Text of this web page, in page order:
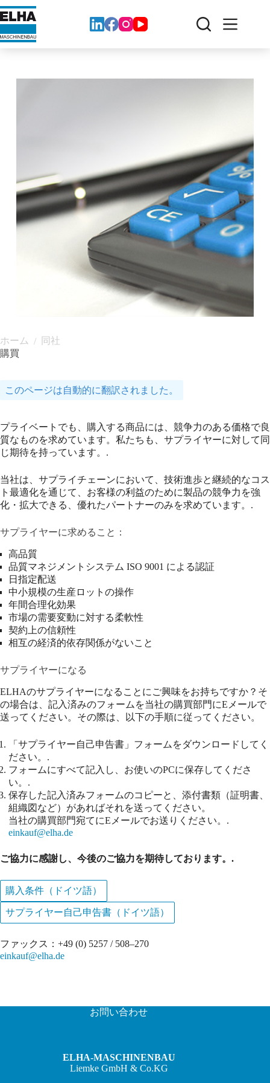
コ
ン
ン
ホーム /
同社
購買
このページは自動的に翻訳されました。
プライベートでも、購入する商品には、競争力のある価格で良
質なものを求めています。私たちも、サプライヤーに対して同
じ期待を持っています。.
当社は、サプライチェーンにおいて、技術進歩と継続的なコス
ト最適化を通じて、お客様の利益のために製品の競争力を強
化・拡大できる、優れたパートナーのみを求めています。.
サプライヤーに求めること：
高品質
品質マネジメントシステム ISO 9001 による認証
日指定配送
中小規模の生産ロットの操作
年間合理化効果
市場の需要変動に対する柔軟性
契約上の信頼性
相互の経済的依存関係がないこと
サプライヤーになる
ELHAのサプライヤーになることにご興味をお持ちですか？そ
の場合は、記入済みのフォームを当社の購買部門にEメールで
送ってください。その際は、以下の手順に従ってください。
「サプライヤー自己申告書」フォームをダウンロードしてく
ださい。.
フォームにすべて記入し、お使いのPCに保存してくださ
い。.
保存した記入済みフォームのコピーと、添付書類（証明書、
組織図など）があればそれを送ってください。
当社の購買部門宛てにEメールでお送りください。.
einkauf@elha.de
ご協力に感謝し、今後のご協力を期待しております。.
購入条件（ドイツ語）
サプライヤー自己申告書（ドイツ語）
ファックス：+49 (0) 5257 / 508–270
einkauf@elha.de
お問い合わせ
ELHA-MASCHINENBAU
Liemke GmbH & Co.KG